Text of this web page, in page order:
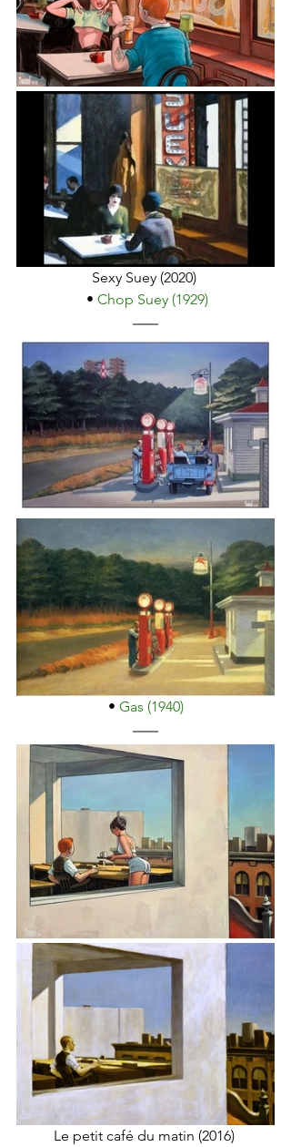
Sexy Suey (2020)
• Chop Suey (1929)
• Gas (1940)
Le petit café du matin (2016)